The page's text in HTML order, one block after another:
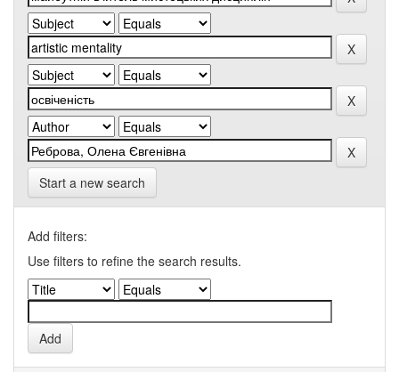
Start a new search
Add filters:
Use filters to refine the search results.